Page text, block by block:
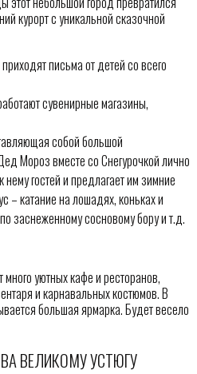
курорт с уникальной сказочной
письма от детей со всего
сувенирные магазины,
собой большой
Мороз вместе со Снегурочкой лично
гостей и предлагает им зимние
– катание на лошадях, коньках и
заснеженному сосновому бору и т.д.
уютных кафе и ресторанов,
и карнавальных костюмов. В
большая ярмарка. Будет весело
ВЕЛИКОМУ УСТЮГУ